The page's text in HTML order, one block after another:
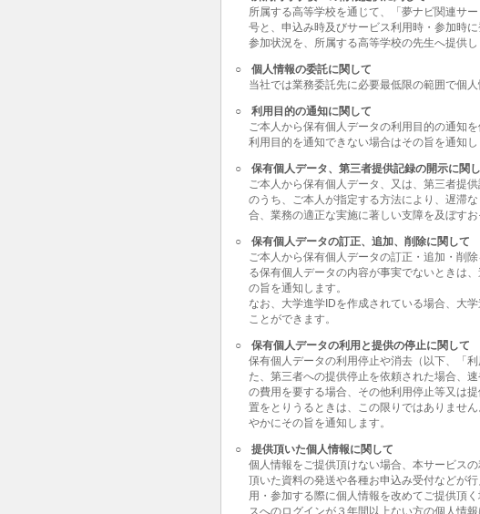
所属する高等学校を通じて、「夢ナビ関連サ
号と、申込み時及びサービス利用時・参加時
参加状況を、所属する高等学校の先生へ提供
○
個人情報の委託に関して
当社では業務委託先に必要最低限の範囲で個
○
利用目的の通知に関して
ご本人から保有個人データの利用目的の通知
利用目的を通知できない場合はその旨を通知し
○
保有個人データ、第三者提供記録の開示に関
ご本人から保有個人データ、又は、第三者提
のうち、ご本人が指定する方法により、遅滞
合、業務の適正な実施に著しい支障を及ぼす
○
保有個人データの訂正、追加、削除に関して
ご本人から保有個人データの訂正・追加・削
る保有個人データの内容が事実でないときは
の旨を通知します。
なお、大学進学IDを作成されている場合、大
ことができます。
○
保有個人データの利用と提供の停止に関して
保有個人データの利用停止や消去（以下、「
た、第三者への提供停止を依頼された場合、
の費用を要する場合、その他利用停止等又は
置をとりうるときは、この限りではありませ
やかにその旨を通知します。
○
提供頂いた個人情報に関して
個人情報をご提供頂けない場合、本サービス
頂いた資料の発送や各種お申込み受付などが
用・参加する際に個人情報を改めてご提供頂
スへのログインが３年間以上ない方の個人情報